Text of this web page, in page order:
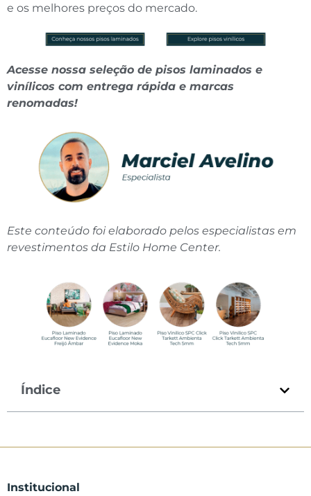
e os melhores preços do mercado.
Acesse nossa seleção de pisos laminados e
vinílicos com entrega rápida e marcas
renomadas!
Este conteúdo foi elaborado pelos especialistas em
revestimentos da Estilo Home Center.
Índice
Institucional